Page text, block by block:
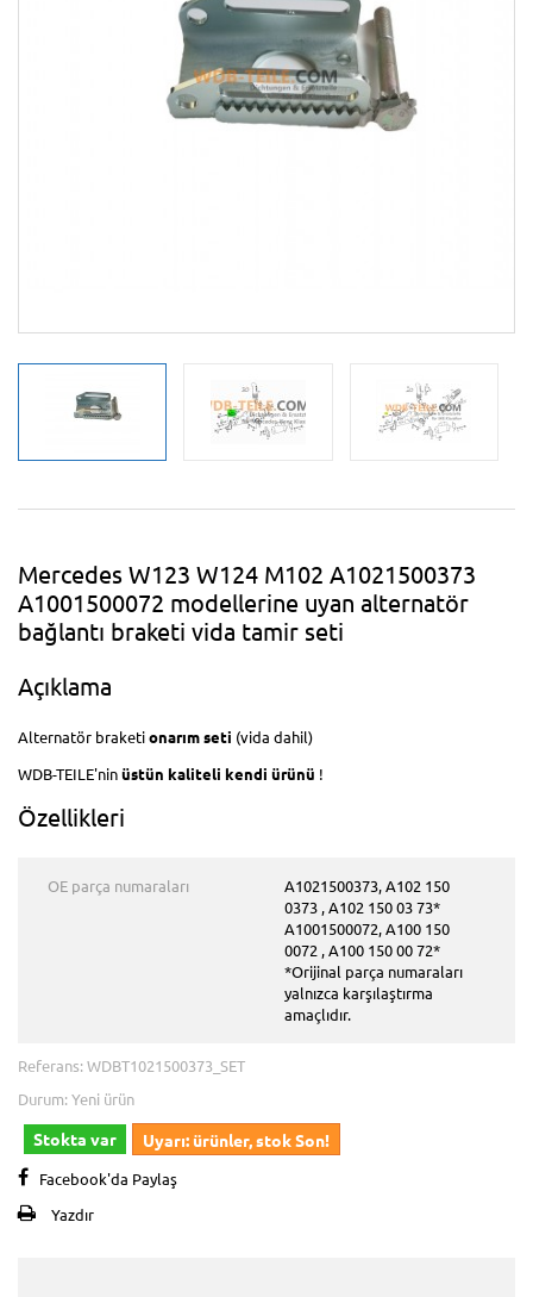
Mercedes W123 W124 M102 A1021500373
A1001500072 modellerine uyan alternatör
bağlantı braketi vida tamir seti
Açıklama
Alternatör braketionarım seti (vida dahil)
WDB-TEILE'ninüstün kaliteli kendi ürünü !
Özellikleri
OE parça numaraları
A1021500373, A102 150
0373 , A102 150 03 73*
A1001500072, A100 150
0072 , A100 150 00 72*
*Orijinal parça numaraları
yalnızca karşılaştırma
amaçlıdır.
Referans: WDBT1021500373_SET
Durum: Yeni ürün
Stokta var Uyarı: ürünler, stok Son!
Facebook'da Paylaş
Yazdır